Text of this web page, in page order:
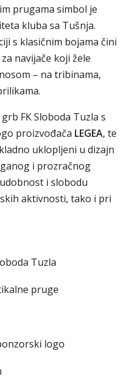
prugama simbol je
kluba sa Tušnja.
s klasičnim bojama čini
navijače koji žele
– na tribinama,
FK Sloboda Tuzla s
proizvođača LEGEA, te
uklopljeni u dizajn
i prozračnog
i slobodu
aktivnosti, tako i pri
Tuzla
pruge
logo